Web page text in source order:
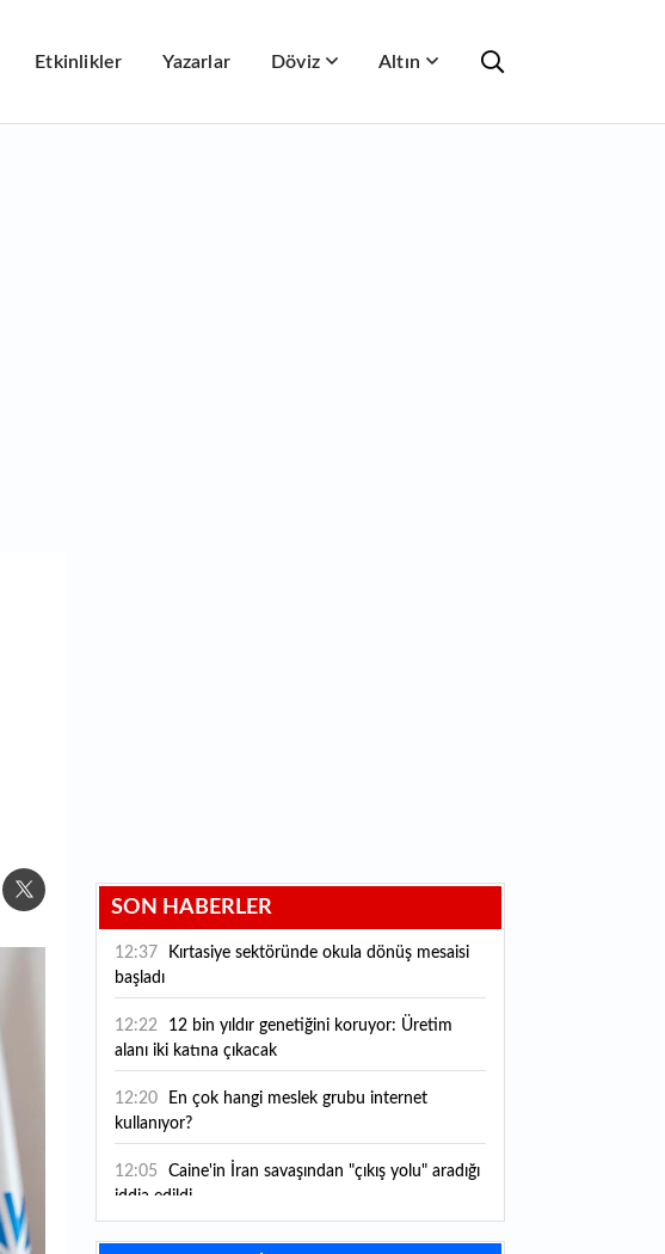
Etkinlikler Yazarlar Döviz Altın
SON HABERLER
12:37
başladı
12:22
alanı iki katına çıkacak
12:20
kullanıyor?
12:05
Caine'in İran savaşından "çıkış yolu" aradığı
iddia edildi
11:54 "Esnaf ve sanatkara bu yılın ilk yarısında